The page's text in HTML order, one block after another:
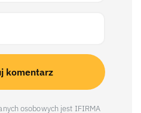
osobowych jest IFIRMA